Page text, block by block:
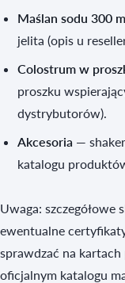
Maślan sodu 300
jelita (opis u
Colostrum w
proszku
dystrybutorów).
Akcesoria —
katalogu
Uwaga: szczegółowe
ewentualne
sprawdzać na
oficjalnym katalogu